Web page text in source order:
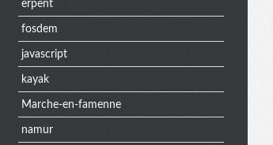
erpent
fosdem
javascript
kayak
Marche-en-famenne
namur